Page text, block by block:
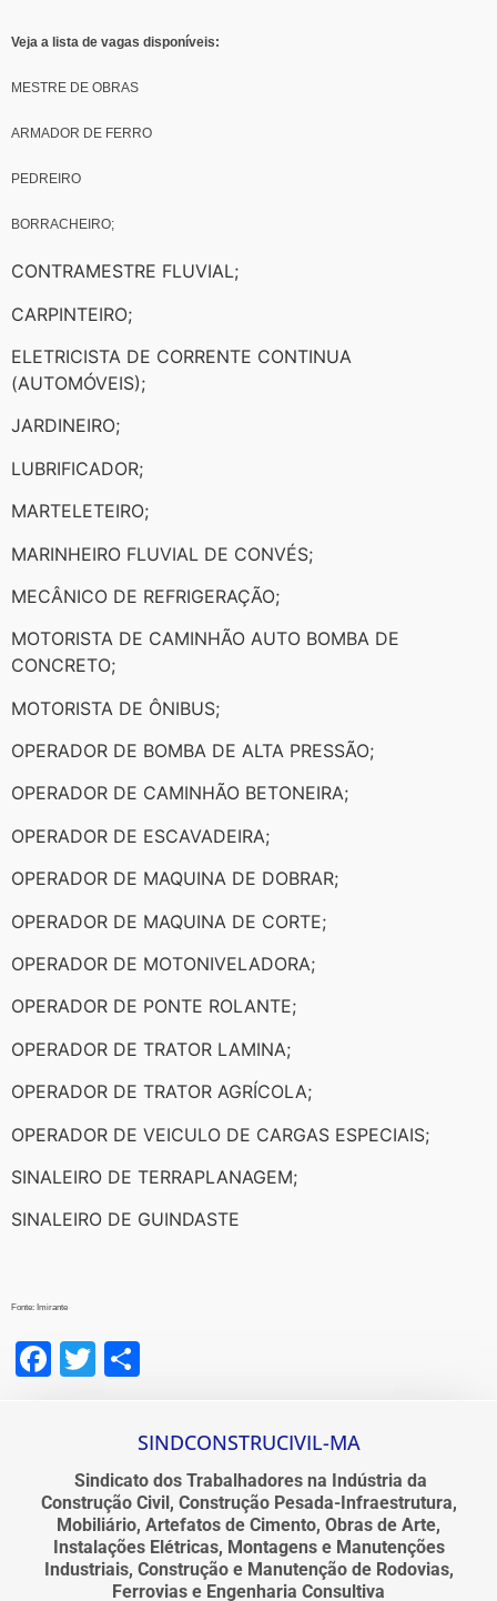
Veja a lista de vagas disponíveis:
MESTRE DE OBRAS
ARMADOR DE FERRO
PEDREIRO
BORRACHEIRO;
CONTRAMESTRE FLUVIAL;
CARPINTEIRO;
ELETRICISTA DE CORRENTE CONTINUA
(AUTOMÓVEIS);
JARDINEIRO;
LUBRIFICADOR;
MARTELETEIRO;
MARINHEIRO FLUVIAL DE CONVÉS;
MECÂNICO DE REFRIGERAÇÃO;
MOTORISTA DE CAMINHÃO AUTO BOMBA DE
CONCRETO;
MOTORISTA DE ÔNIBUS;
OPERADOR DE BOMBA DE ALTA PRESSÃO;
OPERADOR DE CAMINHÃO BETONEIRA;
OPERADOR DE ESCAVADEIRA;
OPERADOR DE MAQUINA DE DOBRAR;
OPERADOR DE MAQUINA DE CORTE;
OPERADOR DE MOTONIVELADORA;
OPERADOR DE PONTE ROLANTE;
OPERADOR DE TRATOR LAMINA;
OPERADOR DE TRATOR AGRÍCOLA;
OPERADOR DE VEICULO DE CARGAS ESPECIAIS;
SINALEIRO DE TERRAPLANAGEM;
SINALEIRO DE GUINDASTE
Fonte: Imirante
Facebook
Twitter
SINDCONSTRUCIVIL-MA
Sindicato dos Trabalhadores na Indústria da
Construção Civil, Construção Pesada-Infraestrutura,
Mobiliário, Artefatos de Cimento, Obras de Arte,
Instalações Elétricas, Montagens e Manutenções
Industriais, Construção e Manutenção de Rodovias,
Ferrovias e Engenharia Consultiva